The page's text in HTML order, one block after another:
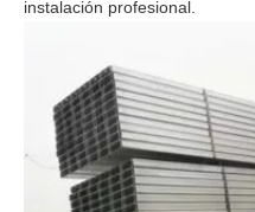
instalación profesional.